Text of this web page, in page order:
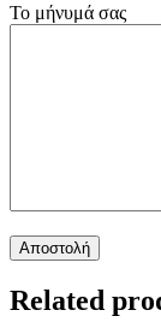
Το μήνυμά σας
Related